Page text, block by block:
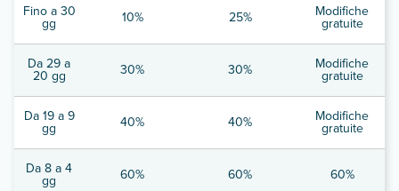
Fino a 30
gg 10% 25% Modifiche
gratuite
Da 29 a
20 gg 30% 30% Modifiche
gratuite
Da 19 a 9
gg 40% 40% Modifiche
gratuite
Da 8 a 4
gg 60% 60% 60%